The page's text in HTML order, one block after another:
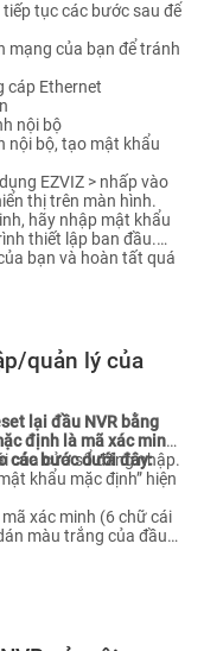
tục các bước sau để
mạng của bạn để tránh
cáp Ethernet
nội bộ
nội bộ, tạo mật khẩu
EZVIZ > nhấp vào
thị trên màn hình.
hãy nhập mật khẩu
thiết lập ban đầu.
bạn và hoàn tất quá
quản lý của
lại đầu NVR bằng
định là mã xác minh
các bước dưới đây:
của cửa sổ đăng nhập.
khẩu mặc định” hiện
xác minh (6 chữ cái
màu trắng của đầu